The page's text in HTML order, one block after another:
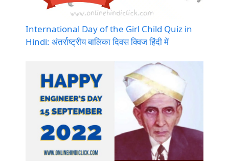
International Day of the Girl Child Quiz in
Hindi: अंतर्राष्ट्रीय बालिका दिवस क्विज हिंदी में